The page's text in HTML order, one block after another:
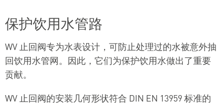
保护饮用水管路
WV 止回阀专为水表设计，可防止处理过的水被意外抽
回饮用水管网。因此，它们为保护饮用水做出了重要
贡献。
WV 止回阀的安装几何形状符合 DIN EN 13959 标准的